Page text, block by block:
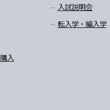
入
入試説明会
転入学・編入学